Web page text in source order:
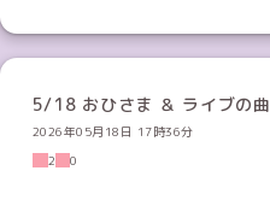
5/18 おひさま ＆ ライブの曲
2026年05月18日 17時36分
2
0